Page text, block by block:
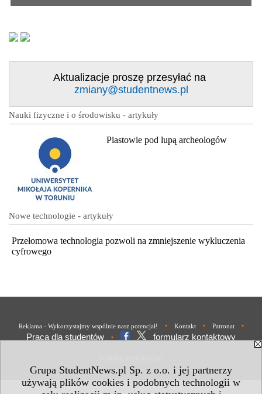
Grupa StudentNews.pl Sp. z o.o. i jej partnerzy
używają plików cookies i podobnych technologii w
Aktualizacje proszę przesyłać na
zmiany@studentnews.pl
Nauki fizyczne i o środowisku - artykuły
Piastowie pod lupą archeologów
Nowe technologie - artykuły
Przełomowa technologia pozwoli na zmniejszenie wykluczenia
cyfrowego
Reklama - Wykorzystajmy wspólnie nasz potencjał! • Kontakt • Patronat •
Praca dla studentów • formularz kontaktowy